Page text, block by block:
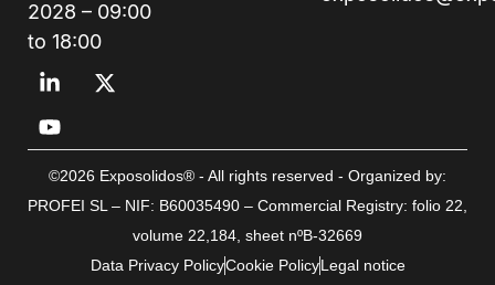
2028 – 09:00
to 18:00
©2026 Exposolidos® - All rights reserved - Organized by:
PROFEI SL – NIF: B60035490 – Commercial Registry: folio 22,
volume 22,184, sheet nºB-32669
Data Privacy PolicyCookie PolicyLegal notice